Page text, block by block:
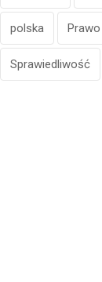
polska Prawo
Sprawiedliwość